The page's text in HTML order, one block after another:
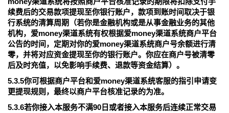
续费后的交易款项提现至你银行账户，款项到账时间取决于银
行系统的清算周期（若你是金融机构或是从事金融业务的其他
机构，爱money渠道系统有权根据爱money渠道系统商户平台
公告的时间，定期对你的爱money渠道系统商户号余额进行清
零，并将对应资金提现至你的银行账户。你应在商户号被清零
后及时充值，以免影响手续费、退款等资金结算）。
5.3.5你可根据商户平台和爱money渠道系统客服的指引申请变
更提现规则，最终以商户平台核准记录的为准。
5.3.6若你接入本服务不满90日或者接入本服务后连续正常交易